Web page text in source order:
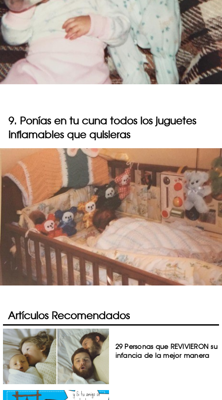
9. Ponías en tu cuna todos los juguetes
inflamables que quisieras
Artículos Recomendados
29 Personas que REVIVIERON su
infancia de la mejor manera